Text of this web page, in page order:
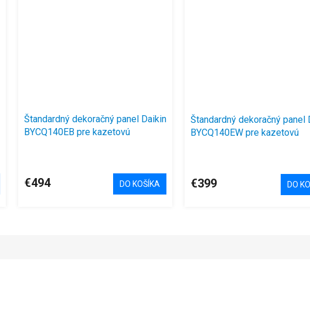
Štandardný dekoračný panel Daikin
BYCQ140EB pre kazetovú
€494 DO KOŠÍKA
Štandardný dekoračný panel
BYCQ140EW pre kazetovú
€399 DO